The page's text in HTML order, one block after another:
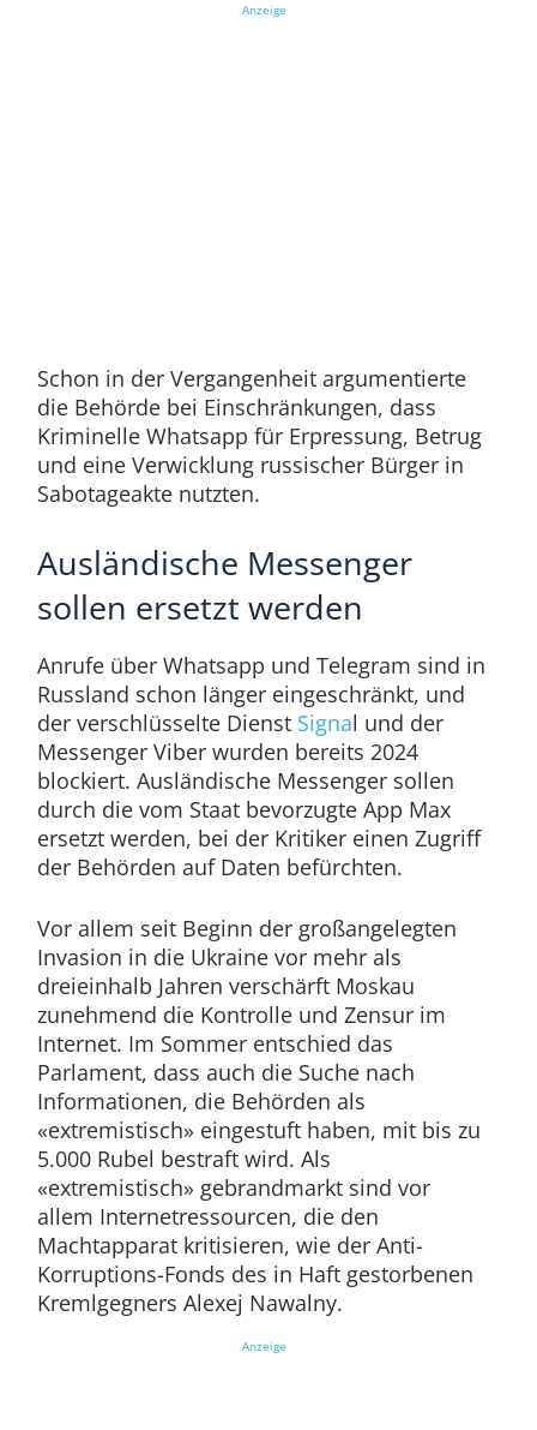
Anzeige
Schon in der Vergangenheit argumentierte
die Behörde bei Einschränkungen, dass
Kriminelle Whatsapp für Erpressung, Betrug
und eine Verwicklung russischer Bürger in
Sabotageakte nutzten.
Ausländische Messenger
sollen ersetzt werden
Anrufe über Whatsapp und Telegram sind in
Russland schon länger eingeschränkt, und
der verschlüsselte Dienst Signal und der
Messenger Viber wurden bereits 2024
blockiert. Ausländische Messenger sollen
durch die vom Staat bevorzugte App Max
ersetzt werden, bei der Kritiker einen Zugriff
der Behörden auf Daten befürchten.
Vor allem seit Beginn der großangelegten
Invasion in die Ukraine vor mehr als
dreieinhalb Jahren verschärft Moskau
zunehmend die Kontrolle und Zensur im
Internet. Im Sommer entschied das
Parlament, dass auch die Suche nach
Informationen, die Behörden als
«extremistisch» eingestuft haben, mit bis zu
5.000 Rubel bestraft wird. Als
«extremistisch» gebrandmarkt sind vor
allem Internetressourcen, die den
Machtapparat kritisieren, wie der Anti-
Korruptions-Fonds des in Haft gestorbenen
Kremlgegners Alexej Nawalny.
Anzeige